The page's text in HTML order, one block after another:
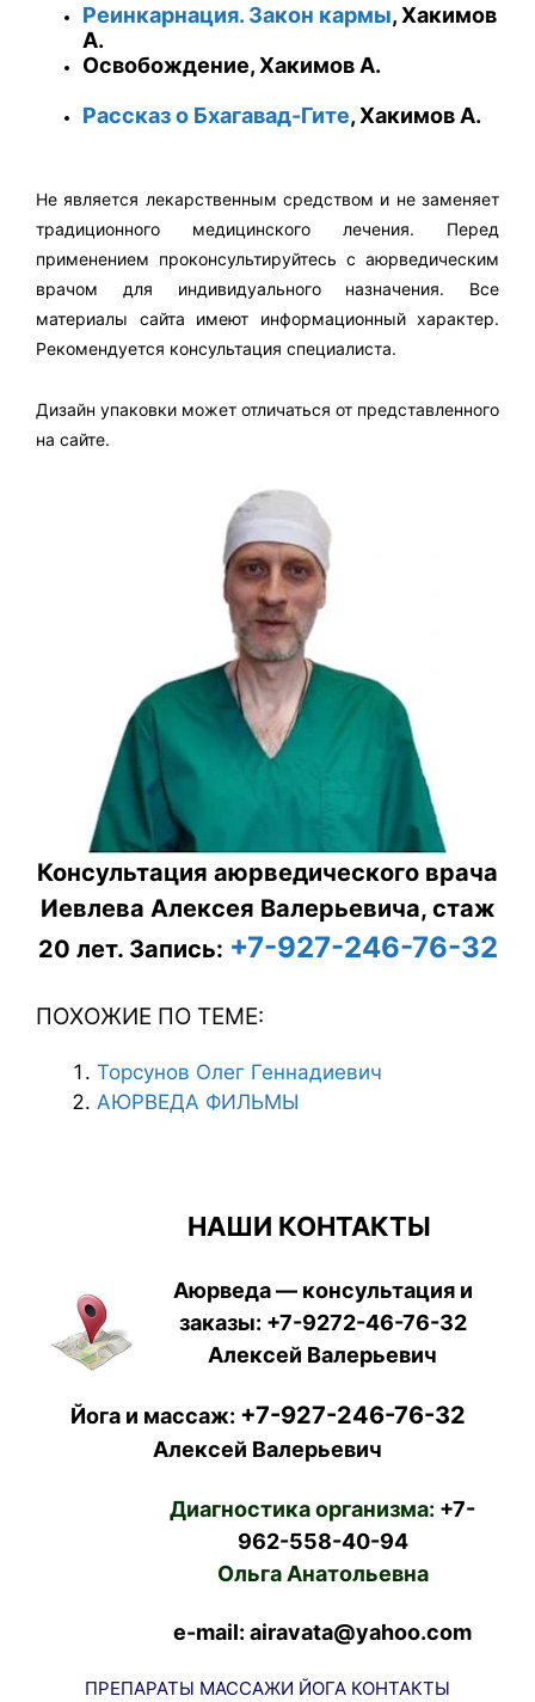
Реинкарнация. Закон кармы, Хакимов
А.
Освобождение, Хакимов А.
Рассказ о Бхагавад-Гите, Хакимов А.
Не является лекарственным средством и не заменяет
традиционного медицинского лечения. Перед
применением проконсультируйтесь с аюрведическим
врачом для индивидуального назначения. Все
материалы сайта имеют информационный характер.
Рекомендуется консультация специалиста.
Дизайн упаковки может отличаться от представленного
на сайте.
Консультация аюрведического врача
Иевлева Алексея Валерьевича, стаж
20 лет. Запись: +7-927-246-76-32
ПОХОЖИЕ ПО ТЕМЕ:
Торсунов Олег Геннадиевич
АЮРВЕДА ФИЛЬМЫ
НАШИ КОНТАКТЫ
Аюрведа — консультация и
заказы: +7-9272-46-76-32
Алексей Валерьевич
Йога и массаж: +7-927-246-76-32
Алексей Валерьевич
Диагностика организма: +7-
962-558-40-94
Ольга Анатольевна
e-mail: airavata@yahoo.com
ПРЕПАРАТЫ МАССАЖИ ЙОГА КОНТАКТЫ